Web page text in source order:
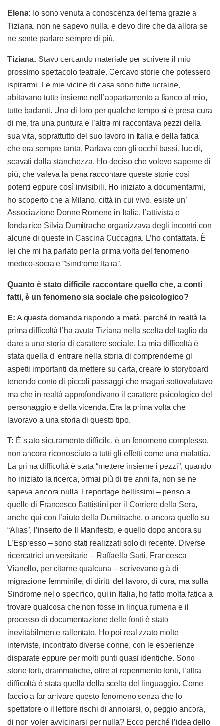
Elena: Io sono venuta a conoscenza del tema grazie a
Tiziana, non ne sapevo nulla, e devo dire che da allora se
ne sente parlare sempre di più.
Tiziana: Stavo cercando materiale per scrivere il mio
prossimo spettacolo teatrale. Cercavo storie che potessero
ispirarmi. Le mie vicine di casa sono tutte ucraine,
abitavano tutte insieme nell’appartamento a fianco al mio,
tutte badanti. Una di loro per qualche tempo si è presa cura
di me, tra una puntura e l’altra mi raccontava pezzi della
sua vita, soprattutto del suo lavoro in Italia e della fatica
che era sempre tanta. Parlava con gli occhi bassi, lucidi,
scavati dalla stanchezza. Ho deciso che volevo saperne di
più, che valeva la pena raccontare queste storie così
potenti eppure così invisibili. Ho iniziato a documentarmi,
ho scoperto che a Milano, città in cui vivo, esiste un’
Associazione Donne Romene in Italia, l’attivista e
fondatrice Silvia Dumitrache organizzava degli incontri con
alcune di queste in Cascina Cuccagna. L’ho contattata. È
lei che mi ha parlato per la prima volta del fenomeno
medico-sociale “Sindrome Italia”.
Quanto è stato difficile raccontare quello che, a conti
fatti, è un fenomeno sia sociale che psicologico?
E: A questa domanda rispondo a metà, perché in realtà la
prima difficoltà l’ha avuta Tiziana nella scelta del taglio da
dare a una storia di carattere sociale. La mia difficoltà è
stata quella di entrare nella storia di comprenderne gli
aspetti importanti da mettere su carta, creare lo storyboard
tenendo conto di piccoli passaggi che magari sottovalutavo
ma che in realtà approfondivano il carattere psicologico del
personaggio e della vicenda. Era la prima volta che
lavoravo a una storia di questo tipo.
T: È stato sicuramente difficile, è un fenomeno complesso,
non ancora riconosciuto a tutti gli effetti come una malattia.
La prima difficoltà è stata “mettere insieme i pezzi”, quando
ho iniziato la ricerca, ormai più di tre anni fa, non se ne
sapeva ancora nulla. I reportage bellissimi – penso a
quello di Francesco Battistini per il Corriere della Sera,
anche qui con l’aiuto della Dumitrache, o ancora quello su
“Alias”, l’inserto de Il Manifesto, e quello dopo ancora su
L’Espresso – sono stati realizzati solo di recente. Diverse
ricercatrici universitarie – Raffaella Sarti, Francesca
Vianello, per citarne qualcuna – scrivevano già di
migrazione femminile, di diritti del lavoro, di cura, ma sulla
Sindrome nello specifico, qui in Italia, ho fatto molta fatica a
trovare qualcosa che non fosse in lingua rumena e il
processo di documentazione delle fonti è stato
inevitabilmente rallentato. Ho poi realizzato molte
interviste, incontrato diverse donne, con le esperienze
disparate eppure per molti punti quasi identiche. Sono
storie forti, drammatiche, oltre al reperimento fonti, l’altra
difficoltà è stata quella della scelta del linguaggio. Come
faccio a far arrivare questo fenomeno senza che lo
spettatore o il lettore rischi di annoiarsi, o, peggio ancora,
di non voler avvicinarsi per nulla? Ecco perché l’idea dello